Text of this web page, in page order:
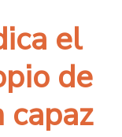
el
de